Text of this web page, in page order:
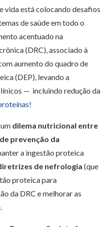
vida está colocando desafios
de saúde em todo o
acentuado na
(DRC), associado à
aumento do quadro de
(DEP), levando a
— incluindo redução da
dilema nutricional entre
prevenção da
a ingestão proteica
de nefrologia (que
proteica para
da DRC e melhorar as